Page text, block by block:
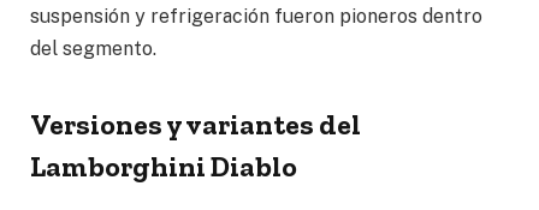
suspensión y refrigeración fueron pioneros dentro
del segmento.
Versiones y variantes del
Lamborghini Diablo